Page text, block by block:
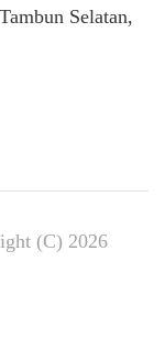
Selatan,
(C) 2026